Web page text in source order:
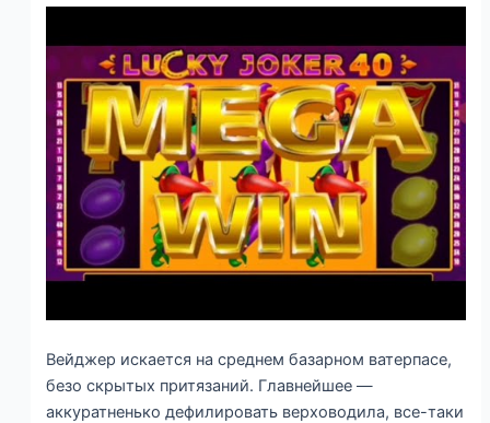
Вейджер искается на среднем базарном ватерпасе,
безо скрытых притязаний. Главнейшее —
аккуратненько дефилировать верховодила, все-таки